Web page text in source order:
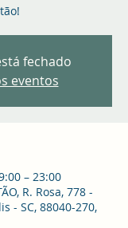
fechado
eventos
– 23:00
R. Rosa, 778 -
- SC, 88040-270,